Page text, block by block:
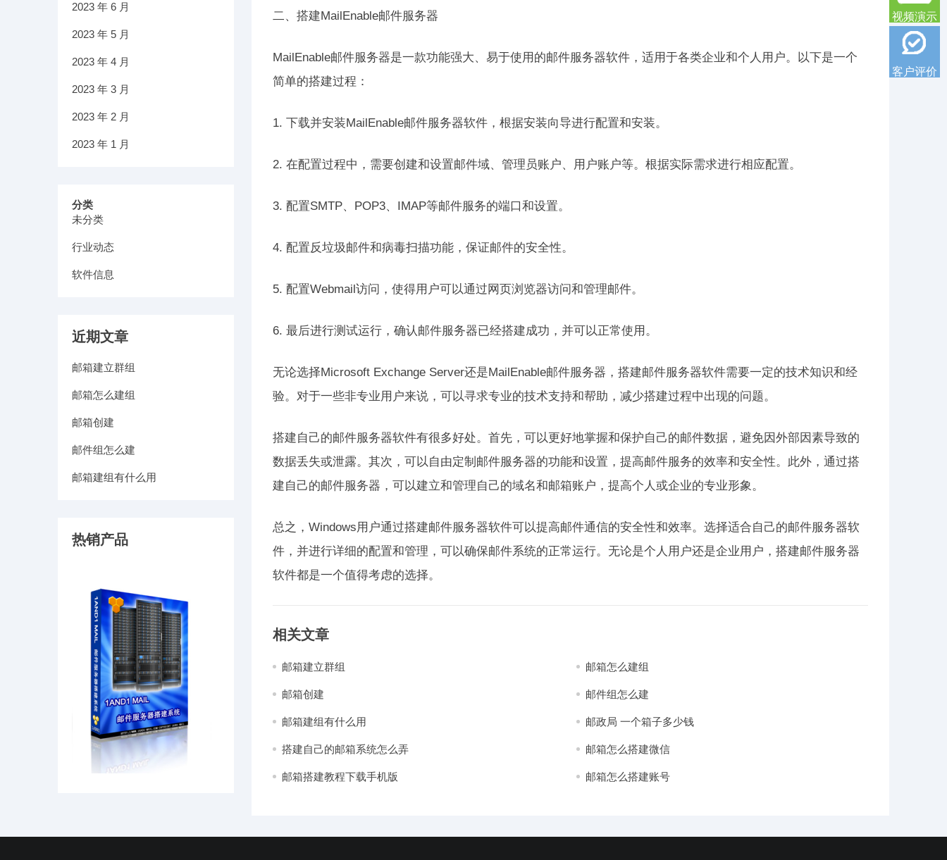
二、搭建MailEnable邮件服务器
MailEnable邮件服务器是一款功能强大、易于使用的邮件服务器软件，适用于各类企业和个人用户。以下是一个
简单的搭建过程：
1. 下载并安装MailEnable邮件服务器软件，根据安装向导进行配置和安装。
2. 在配置过程中，需要创建和设置邮件域、管理员账户、用户账户等。根据实际需求进行相应配置。
3. 配置SMTP、POP3、IMAP等邮件服务的端口和设置。
4. 配置反垃圾邮件和病毒扫描功能，保证邮件的安全性。
5. 配置Webmail访问，使得用户可以通过网页浏览器访问和管理邮件。
6. 最后进行测试运行，确认邮件服务器已经搭建成功，并可以正常使用。
无论选择Microsoft Exchange Server还是MailEnable邮件服务器，搭建邮件服务器软件需要一定的技术知识和经
验。对于一些非专业用户来说，可以寻求专业的技术支持和帮助，减少搭建过程中出现的问题。
搭建自己的邮件服务器软件有很多好处。首先，可以更好地掌握和保护自己的邮件数据，避免因外部因素导致的
数据丢失或泄露。其次，可以自由定制邮件服务器的功能和设置，提高邮件服务的效率和安全性。此外，通过搭
建自己的邮件服务器，可以建立和管理自己的域名和邮箱账户，提高个人或企业的专业形象。
总之，Windows用户通过搭建邮件服务器软件可以提高邮件通信的安全性和效率。选择适合自己的邮件服务器软
件，并进行详细的配置和管理，可以确保邮件系统的正常运行。无论是个人用户还是企业用户，搭建邮件服务器
软件都是一个值得考虑的选择。
相关文章
邮箱建立群组 邮箱怎么建组
邮箱创建 邮件组怎么建
邮箱建组有什么用 邮政局 一个箱子多少钱
搭建自己的邮箱系统怎么弄 邮箱怎么搭建微信
邮箱搭建教程下载手机版 邮箱怎么搭建账号
2023 年 6 月
2023 年 5 月
2023 年 4 月
2023 年 3 月
2023 年 2 月
2023 年 1 月
分类
未分类
行业动态
软件信息
近期文章
邮箱建立群组
邮箱怎么建组
邮箱创建
邮件组怎么建
邮箱建组有什么用
热销产品
视频演示
客户评价